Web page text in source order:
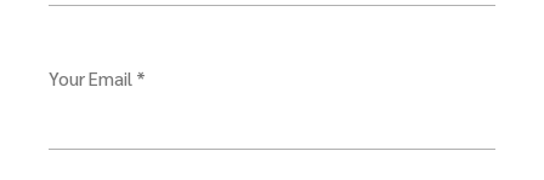
Your Email *